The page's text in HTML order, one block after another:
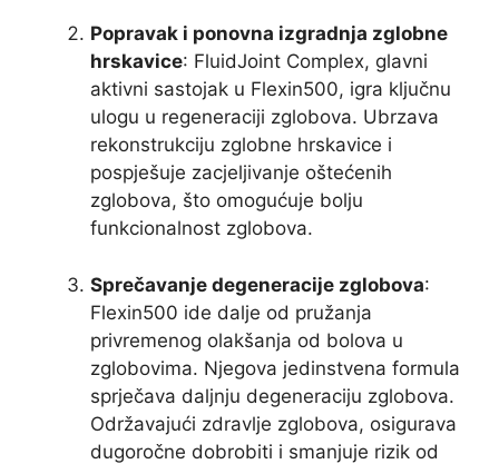
Popravak i ponovna izgradnja zglobne
hrskavice: FluidJoint Complex, glavni
aktivni sastojak u Flexin500, igra ključnu
ulogu u regeneraciji zglobova. Ubrzava
rekonstrukciju zglobne hrskavice i
pospješuje zacjeljivanje oštećenih
zglobova, što omogućuje bolju
funkcionalnost zglobova.
Sprečavanje degeneracije zglobova:
Flexin500 ide dalje od pružanja
privremenog olakšanja od bolova u
zglobovima. Njegova jedinstvena formula
sprječava daljnju degeneraciju zglobova.
Održavajući zdravlje zglobova, osigurava
dugoročne dobrobiti i smanjuje rizik od